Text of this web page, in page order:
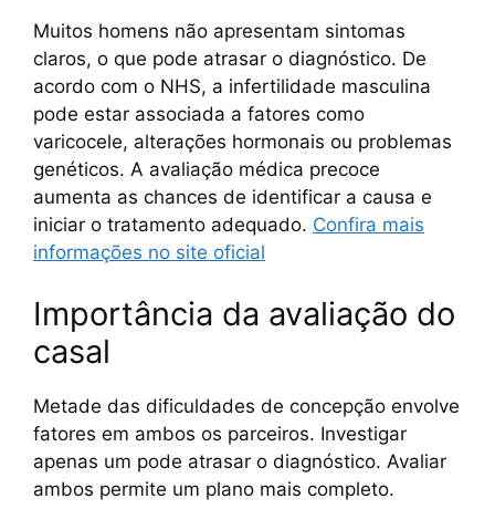
Muitos homens não apresentam sintomas
claros, o que pode atrasar o diagnóstico. De
acordo com o NHS, a infertilidade masculina
pode estar associada a fatores como
varicocele, alterações hormonais ou problemas
genéticos. A avaliação médica precoce
aumenta as chances de identificar a causa e
iniciar o tratamento adequado. Confira mais
informações no site oficial
Importância da avaliação do
casal
Metade das dificuldades de concepção envolve
fatores em ambos os parceiros. Investigar
apenas um pode atrasar o diagnóstico. Avaliar
ambos permite um plano mais completo.